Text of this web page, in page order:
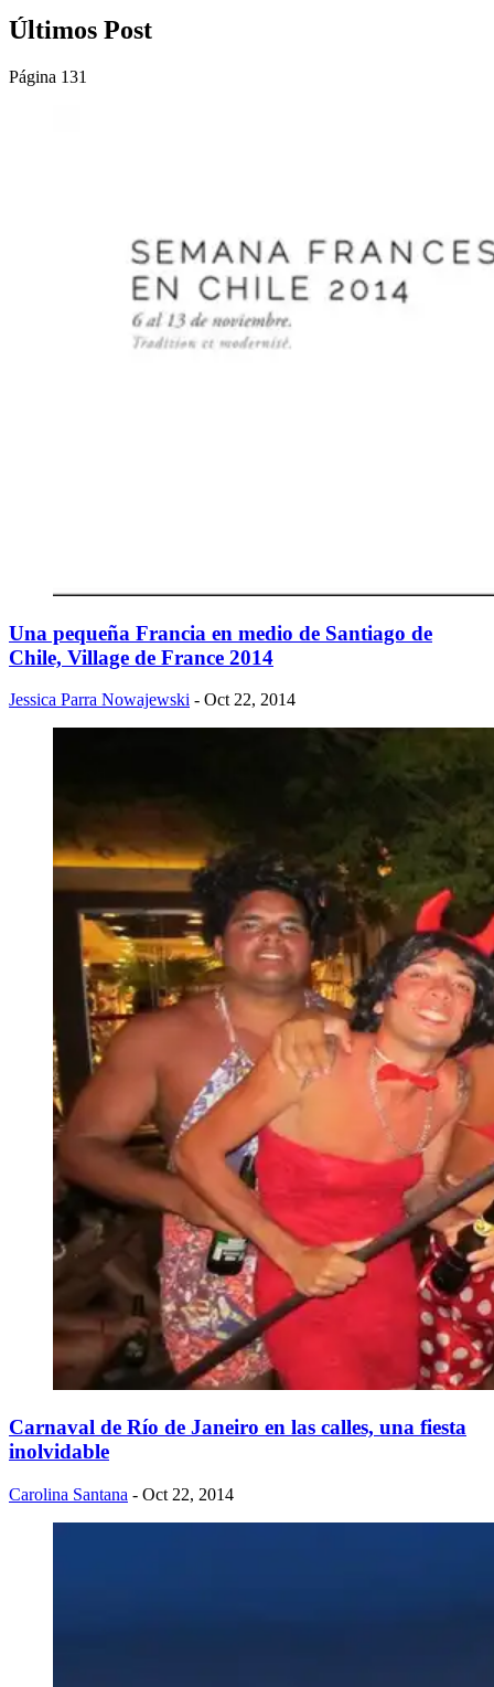
Últimos Post
Página 131
Una pequeña Francia en medio de Santiago de
Chile, Village de France 2014
Jessica Parra Nowajewski - Oct 22, 2014
Carnaval de Río de Janeiro en las calles, una fiesta
inolvidable
Carolina Santana - Oct 22, 2014